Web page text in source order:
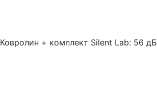
Ковролин + комплект Silent Lab: 56 дБ